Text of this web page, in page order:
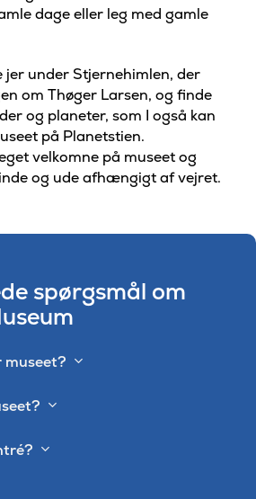
dage eller leg med gamle
jer under Stjernehimlen, der
om Thøger Larsen, og finde
og planeter, som I også kan
på Planetstien.
velkomne på museet og
og ude afhængigt af vejret.
spørgsmål om
museet?